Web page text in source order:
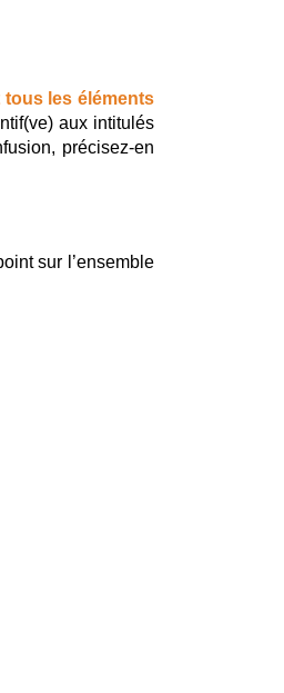
les éléments
aux intitulés
précisez-en
sur l’ensemble